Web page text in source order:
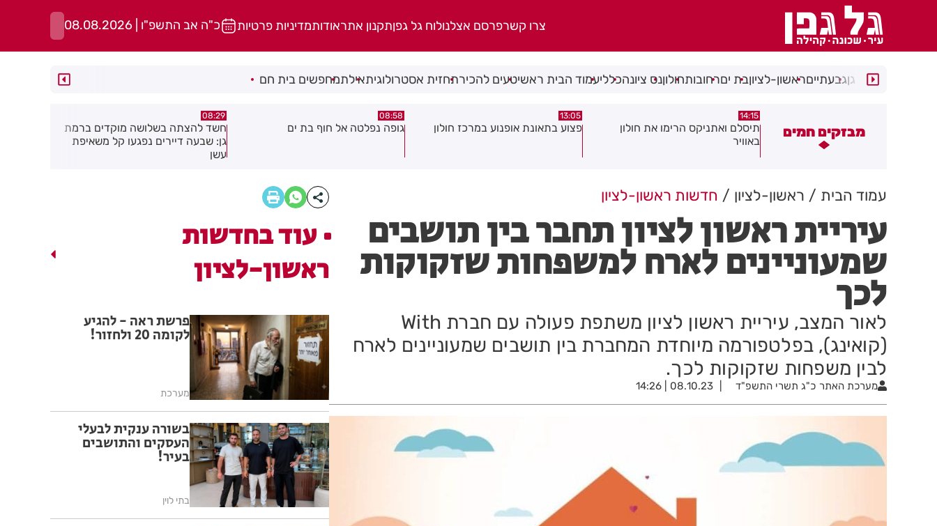
צרו קשרפרסם אצלנולוח גל גפןתקנון אתראודותמדיניות פרטיות כ"ה אב התשפ"ו | 08.08.2026
רמת גןגבעתייםראשון-לציוןבת יםרחובותחולוןנס ציונהכלליעמוד הבית ראשיטעים להכירתחזית אסטרולוגיתאילתמחפשים בית חם
מבזקים חמים
פצוע בהתהפכות רכב בכניסה לאזור
14:15
תיסלם ואתניקס הרימו את חולון
באוויר
13:05
פצוע בתאונת אופנוע במרכז חולון
08:58
גופה נפלטה אל חוף בת ים
08:29
חשד להצתה בשלושה מוקדים ברמת
גן: שבעה דיירים נפגעו קל משאיפת
עשן
עמוד הבית ראשון-לציון חדשות ראשון-לציון
עיריית ראשון לציון תחבר בין תושבים
שמעוניינים לארח למשפחות שזקוקות
לכך
לאור המצב, עיריית ראשון לציון משתפת פעולה עם חברת With
(קואינג), בפלטפורמה מיוחדת המחברת בין תושבים שמעוניינים לארח
לבין משפחות שזקוקות לכך.
מערכת האתר כ"ג תשרי התשפ"ד 08.10.23 | 14:26
עוד בחדשות
ראשון-לציון
פרשת ראה - להגיע
לקומה 20 ולחזור!
מערכת
בשורה ענקית לבעלי
העסקים והתושבים
בעיר!
בתי לוין